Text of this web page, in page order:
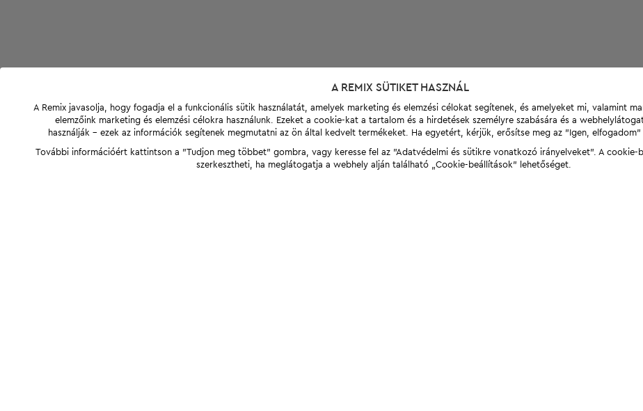
A REMIX SÜTIKET HASZNÁL
A Remix javasolja, hogy fogadja el a funkcionális sütik használatát, amelyek marketing és elemzési célokat segítenek, és amelyeket mi, valamint
elemzőink marketing és elemzési célokra használunk. Ezeket a cookie-kat a tartalom és a hirdetések személyre szabására és a
használják - ezek az információk segítenek megmutatni az ön által kedvelt termékeket. Ha egyetért, kérjük, erősítse meg az "Igen,
További információért kattintson a "Tudjon meg többet" gombra, vagy keresse fel az "Adatvédelmi és sütikre vonatkozó irányelveket". A cookie-
szerkesztheti, ha meglátogatja a webhely alján található „Cookie-beállítások” lehetőséget.